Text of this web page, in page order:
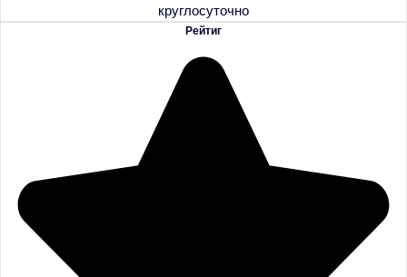
круглосуточно
Рейтиг